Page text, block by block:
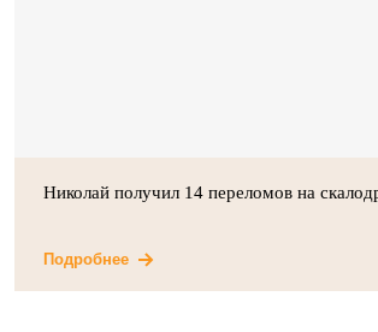
Николай получил 14 переломов на
Подробнее